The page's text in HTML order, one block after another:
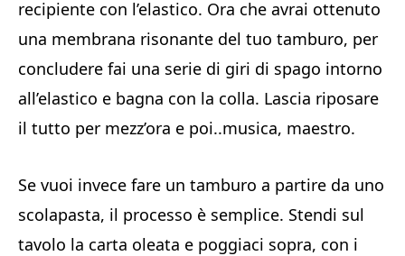
recipiente con l’elastico. Ora che avrai ottenuto
una membrana risonante del tuo tamburo, per
concludere fai una serie di giri di spago intorno
all’elastico e bagna con la colla. Lascia riposare
il tutto per mezz’ora e poi..musica, maestro.
Se vuoi invece fare un tamburo a partire da uno
scolapasta, il processo è semplice. Stendi sul
tavolo la carta oleata e poggiaci sopra, con i